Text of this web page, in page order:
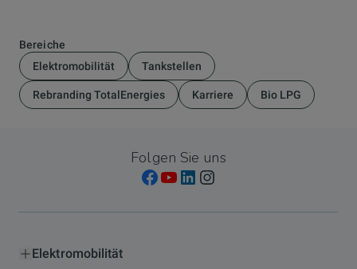
Bereiche
Elektromobilität
Tankstellen
Rebranding TotalEnergies Karriere Bio LPG
Folgen Sie uns
Elektromobilität